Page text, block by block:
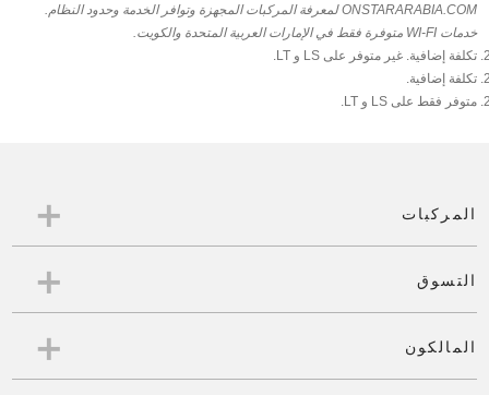
ONSTARARABIA.COM لمعرفة المركبات المجهزة وتوافر الخدمة وحدود النظام.
خدمات WI-FI متوفرة فقط في الإمارات العربية المتحدة والكويت.
تكلفة إضافية. غير متوفر على LS و LT.
تكلفة إضافية.
متوفر فقط على LS و LT.